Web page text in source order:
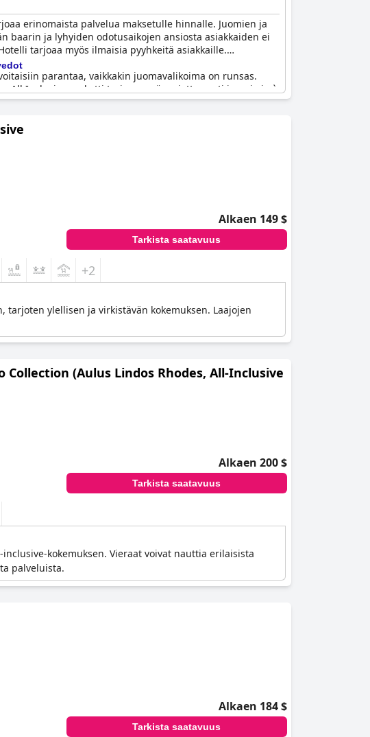
erinomaista palvelua maksetulle hinnalle. Juomien ja
baarin ja lyhyiden odotusaikojen ansiosta asiakkaiden ei
tarjoaa myös ilmaisia pyyhkeitä asiakkaille.
parantaa, vaikkakin juomavalikoima on runsas.
All Inclusive -paketti tarjoaa myös rajattomasti juomia ja à
palvelun ja hyvän hinta-laatusuhteen vuoksi. Yksi
asiakkaat kuitenkin kokivat, että hotelli muistutti
-hotellia erinomaisena hotellina, jossa on oma ranta ja
Alkaen 149 $
Tarkista saatavuus
+2
ylellisen ja virkistävän kokemuksen. Laajojen
(Aulus Lindos Rhodes, All-Inclusive
Alkaen 200 $
Tarkista saatavuus
kokemuksen. Vieraat voivat nauttia erilaisista
palveluista.
Alkaen 184 $
Tarkista saatavuus